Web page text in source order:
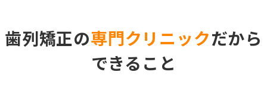
歯列矯正の専門クリニックだから
できること